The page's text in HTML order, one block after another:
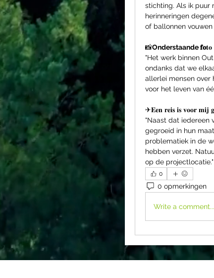
stichting. Als ik puur
herinneringen
of ballonnen vouwen
📸Onderstaande 𝐟𝐨𝐭𝐨
"Het werk binnen
ondanks dat we
allerlei mensen over
voor het leven van
✈𝐄𝐞𝐧 𝐫𝐞𝐢𝐬 𝐢𝐬 𝐯𝐨𝐨𝐫 𝐦𝐢𝐣
"Naast dat iedereen
gegroeid in hun
problematiek in de
hebben verzet.
op de projectlocatie."
0
0 opmerkingen
Write a comment...